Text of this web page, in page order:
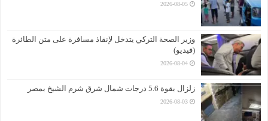
2026-08-05
وزير الصحة التركي يتدخل لإنقاذ مسافرة على متن الطائرة
(فيديو)
2026-08-04
زلزال بقوة 5.6 درجات شمال شرق شرم الشيخ بمصر
2026-08-03